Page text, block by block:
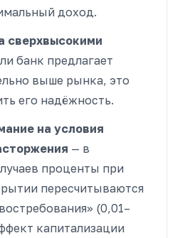
доход.
сверхвысокими
банк предлагает
выше рынка, это
его надёжность.
на условия
— в
проценты при
пересчитываются
(0,01–
капитализации